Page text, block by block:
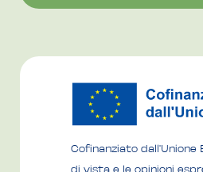
Cofinanziato dall'Unione